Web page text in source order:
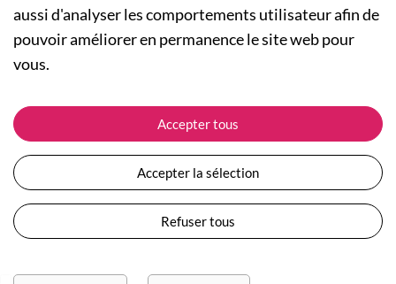
A PROPOS
Qui sommes-nous ?
Actualités
Nos engagements
Plan du site
Devenir revendeur
NOS RUBRIQUES
Collection Femme
Collection Enfants
Les Totebags
Nos différents thèmes
ASSISTANCE
Suivre ma commande
Expédition et livraison
Retour et remboursement
Moyens de paiement
Questions / Réponses
Conditions générales de vente
Protection des données personnelles
aussi d'analyser les comportements utilisateur afin de
pouvoir améliorer en permanence le site web pour
vous.
Accepter tous
Accepter la sélection
Refuser tous